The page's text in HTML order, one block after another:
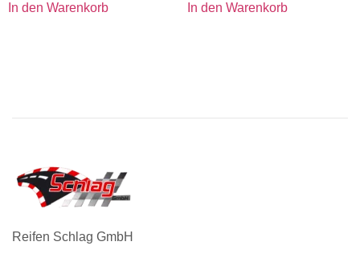
In den Warenkorb In den Warenkorb
Reifen Schlag GmbH